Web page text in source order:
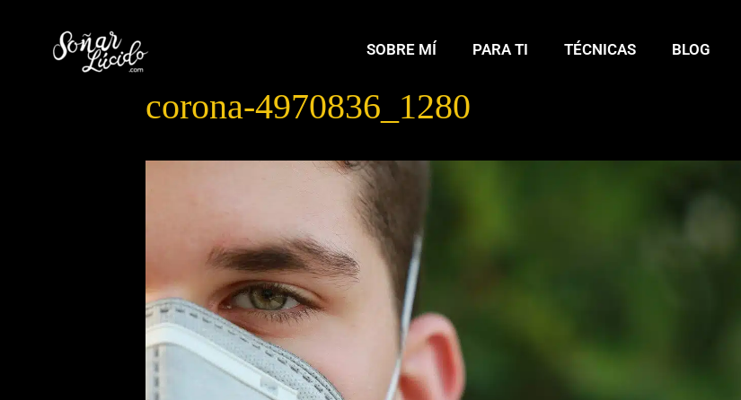
SOBRE MÍ PARA TI TÉCNICAS BLOG
corona-4970836_1280